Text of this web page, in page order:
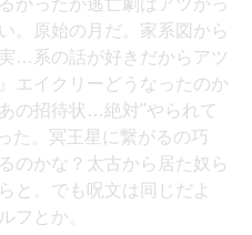
かったが逃亡劇はアツかっ
。原始の月だ。家系図から
…系の話が好きだからアツ
エイクリーどうなったのか
の招待状…絶対"やられて
た。冥王星に繋がるの巧
のかな？太古から居た奴ら
と。でも呪文は同じだよ
フとか。